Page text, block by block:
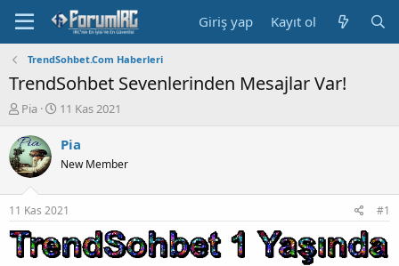
Giriş yap Kayıt ol
TrendSohbet.Com Haberleri
TrendSohbet Sevenlerinden Mesajlar Var!
K
n
b
u
u
b
a
ş
Pia
B
ş
a
g
ı
ç
t
11 Kas 2021
Pia
New Member
11 Kas 2021 #1